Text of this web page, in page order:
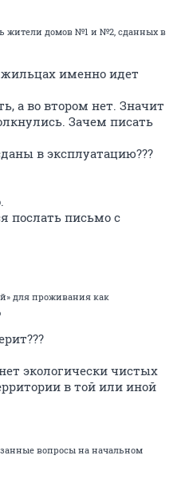
жители домов №1 и №2, сданных в
именно идет
а во втором нет. Значит
Зачем писать
в эксплуатацию???
послать письмо с
для проживания как
экологически чистых
в той или иной
вопросы на начальном